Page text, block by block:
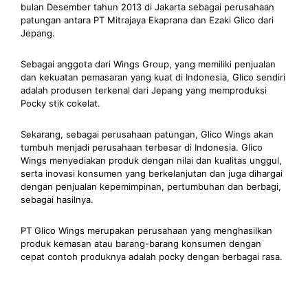
bulan Desember tahun 2013 di Jakarta sebagai perusahaan
patungan antara PT Mitrajaya Ekaprana dan Ezaki Glico dari
Jepang.
Sebagai anggota dari Wings Group, yang memiliki penjualan
dan kekuatan pemasaran yang kuat di Indonesia, Glico sendiri
adalah produsen terkenal dari Jepang yang memproduksi
Pocky stik cokelat.
Sekarang, sebagai perusahaan patungan, Glico Wings akan
tumbuh menjadi perusahaan terbesar di Indonesia. Glico
Wings menyediakan produk dengan nilai dan kualitas unggul,
serta inovasi konsumen yang berkelanjutan dan juga dihargai
dengan penjualan kepemimpinan, pertumbuhan dan berbagi,
sebagai hasilnya.
PT Glico Wings merupakan perusahaan yang menghasilkan
produk kemasan atau barang-barang konsumen dengan
cepat contoh produknya adalah pocky dengan berbagai rasa.